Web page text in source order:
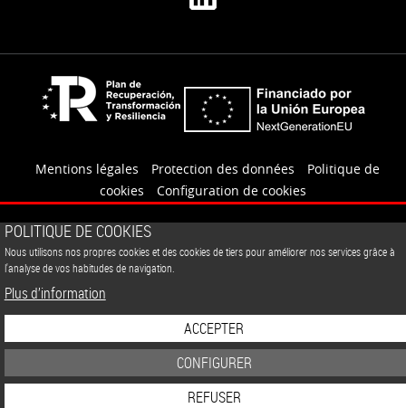
Mentions légales Protection des données
Politique de
cookies
Configuration de cookies
POLITIQUE DE COOKIES
Nous utilisons nos propres cookies et des cookies de tiers pour améliorer nos services grâce à
l'analyse de vos habitudes de navigation.
Plus d’information
ACCEPTER
CONFIGURER
REFUSER